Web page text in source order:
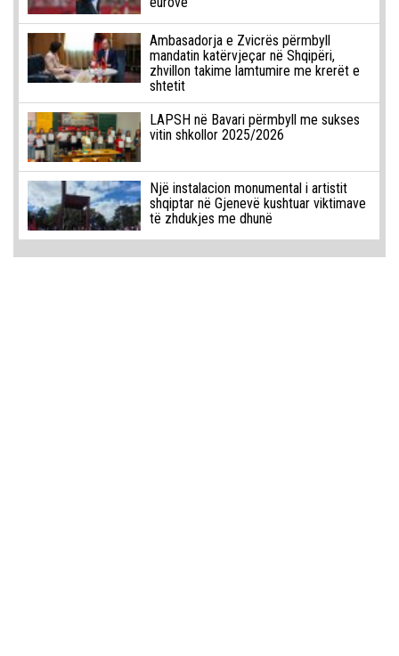
Ambasadorja e Zvicrës përmbyll
mandatin katërvjeçar në Shqipëri,
zhvillon takime lamtumire me krerët e
shtetit
LAPSH në Bavari përmbyll me sukses
vitin shkollor 2025/2026
Një instalacion monumental i artistit
shqiptar në Gjenevë kushtuar viktimave
të zhdukjes me dhunë